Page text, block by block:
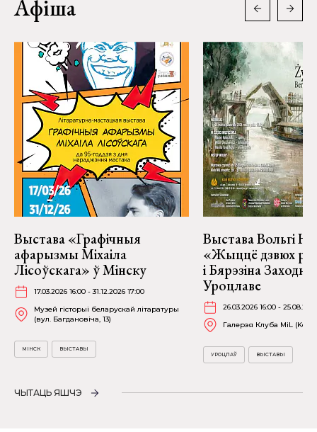
Афіша
Выстава «Графічныя
афарызмы Міхаіла
Лісоўскага» ў Мінску
17.03.2026 16:00 - 31.12.2026 17:00
Музей гісторыі беларускай літаратуры
(вул. Багдановіча, 13)
МІНСК ВЫСТАВЫ
Выстава Вольгі
«Жыццё дзвюх
і Бярэзіна
Уроцлаве
26.03.2026 16:00 -
Галерэя Клуба MiL
УРОЦЛАЎ ВЫСТАВЫ
ЧЫТАЦЬ ЯШЧЭ